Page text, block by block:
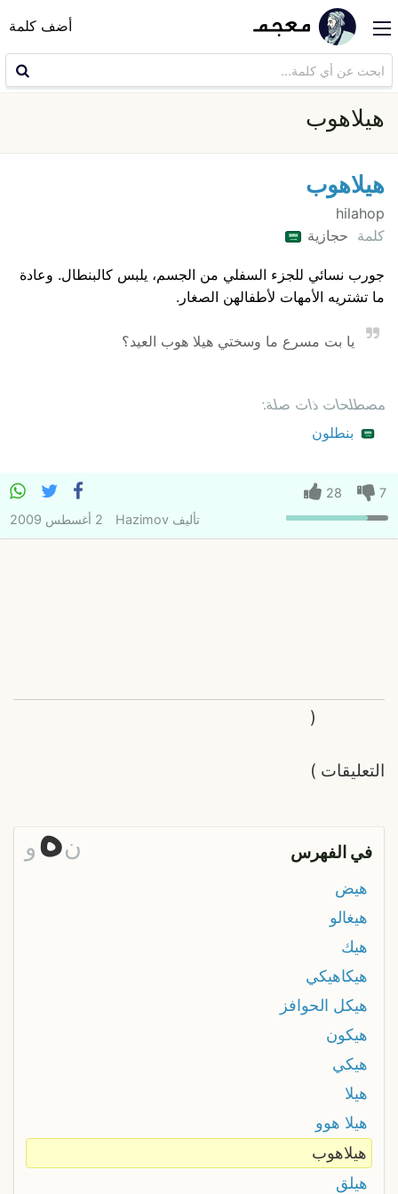
أضف كلمة
هيلاهوب
هيلاهوب
hilahop
كلمة حجازية
جورب نسائي للجزء السفلي من الجسم، يلبس كالبنطال. وعادة
ما تشتريه الأمهات لأطفالهن الصغار.
يا بت مسرع ما وسختي هيلا هوب العيد؟
مصطلحات ذات صلة:
بنطلون
7
28
تأليفHazimov 2 أغسطس 2009
التعليقات
(
)
في الفهرس نهو
هيض
هيغالو
هيك
هيكاهيكي
هيكل الحوافز
هيكون
هيكي
هيلا
هيلا هوو
هيلاهوب
هيلق